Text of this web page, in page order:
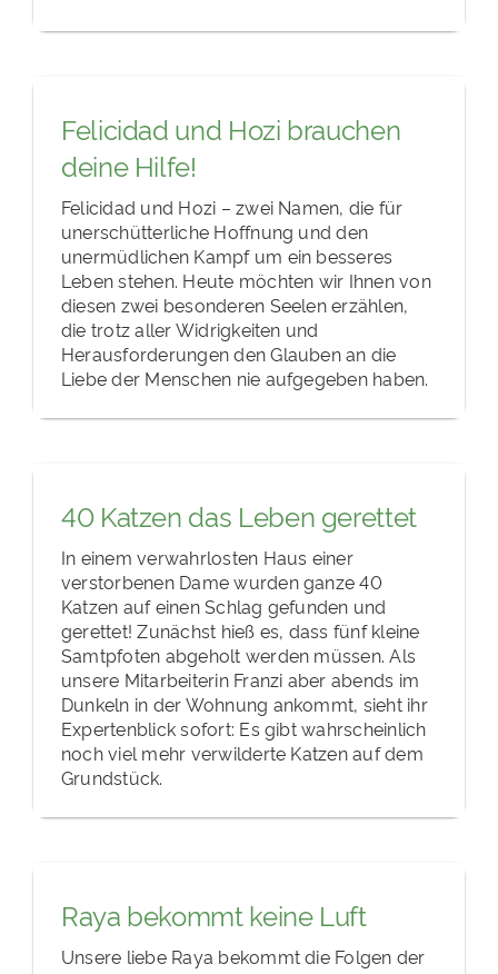
Felicidad und Hozi brauchen
deine Hilfe!
Felicidad und Hozi – zwei Namen, die für
unerschütterliche Hoffnung und den
unermüdlichen Kampf um ein besseres
Leben stehen. Heute möchten wir Ihnen von
diesen zwei besonderen Seelen erzählen,
die trotz aller Widrigkeiten und
Herausforderungen den Glauben an die
Liebe der Menschen nie aufgegeben haben.
40 Katzen das Leben gerettet
In einem verwahrlosten Haus einer
verstorbenen Dame wurden ganze 40
Katzen auf einen Schlag gefunden und
gerettet! Zunächst hieß es, dass fünf kleine
Samtpfoten abgeholt werden müssen. Als
unsere Mitarbeiterin Franzi aber abends im
Dunkeln in der Wohnung ankommt, sieht ihr
Expertenblick sofort: Es gibt wahrscheinlich
noch viel mehr verwilderte Katzen auf dem
Grundstück.
Raya bekommt keine Luft
Unsere liebe Raya bekommt die Folgen der